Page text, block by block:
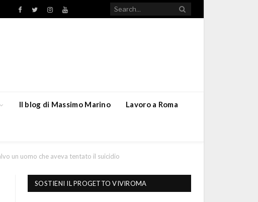
Facebook
TwitterInstagramYouTube
Il blog di Massimo Marino Lavoro a Roma
un uomo che aveva tentato il suicidio
SOSTIENI IL PROGETTO VIVIROMA